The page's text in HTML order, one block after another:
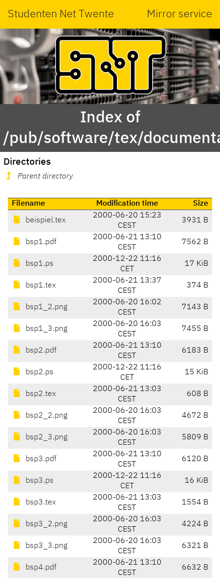
Studenten Net Twente Mirror service
Index of
/pub/software/tex/
Directories
Parent directory
Filename Modification time Size
beispiel.tex
2000-06-20 15:23
CEST
3931 B
bsp1.pdf
2000-06-21 13:10
CEST
7562 B
bsp1.ps
2000-12-22 11:16
CET
17 KiB
bsp1.tex
2000-06-21 13:37
CEST
374 B
bsp1_2.png
2000-06-20 16:02
CEST
7143 B
bsp1_3.png
2000-06-20 16:03
CEST
7455 B
bsp2.pdf
2000-06-21 13:10
CEST
6183 B
bsp2.ps
2000-12-22 11:16
CET
15 KiB
bsp2.tex
2000-06-21 13:03
CEST
608 B
bsp2_2.png
2000-06-20 16:03
CEST
4672 B
bsp2_3.png
2000-06-20 16:03
CEST
5809 B
bsp3.pdf
2000-06-21 13:10
CEST
6120 B
bsp3.ps
2000-12-22 11:16
CET
16 KiB
bsp3.tex
2000-06-21 13:03
CEST
1554 B
bsp3_2.png
2000-06-20 16:03
CEST
4224 B
bsp3_3.png
2000-06-20 16:03
CEST
6321 B
bsp4.pdf
2000-06-21 13:10
CEST
6632 B